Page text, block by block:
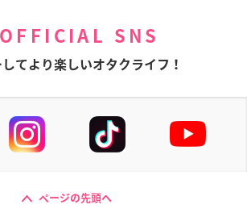
OFFICIAL SNS
てより楽しいオタクライフ！
ページの先頭へ